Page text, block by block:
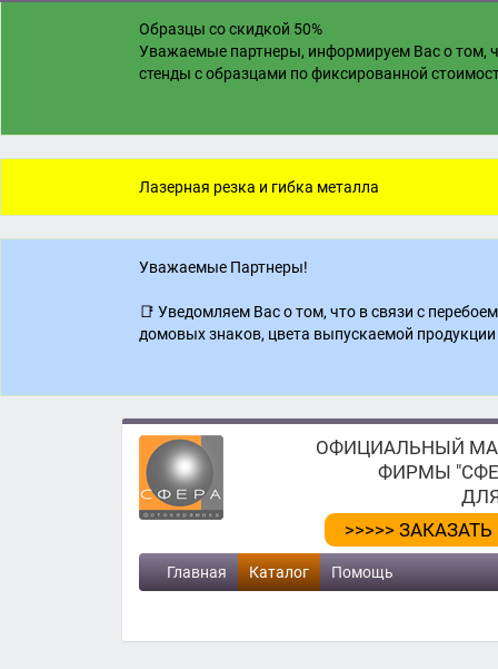
Образцы со скидкой 50%
Уважаемые партнеры, информируем Вас о том,
стенды с образцами по фиксированной
Лазерная резка и гибка металла
Уважаемые Партнеры!
📑 Уведомляем Вас о том, что в связи с
домовых знаков, цвета выпускаемой
ОФИЦИАЛЬНЫЙ
ФИРМЫ
>>>>>
Главная Каталог Помощь